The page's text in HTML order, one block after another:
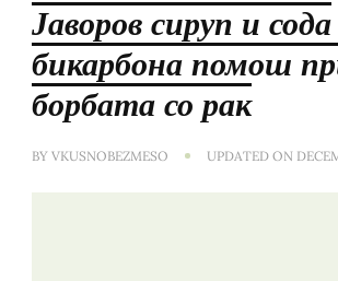
Јаворов сируп и сода
бикарбона помош
борбата со рак
BY VKUSNOBEZMESO UPDATED ON